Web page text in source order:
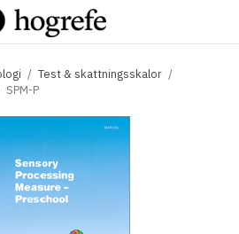
/ Test & skattningsskalor /
SPM-P